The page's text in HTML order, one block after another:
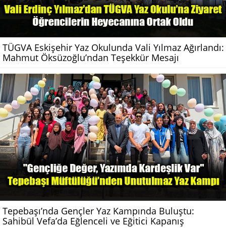
TÜGVA Eskişehir Yaz Okulunda Vali Yılmaz Ağırlandı:
Mahmut Öksüzoğlu’ndan Teşekkür Mesajı
Tepebaşı’nda Gençler Yaz Kampında Buluştu:
Sahibül Vefa’da Eğlenceli ve Eğitici Kapanış